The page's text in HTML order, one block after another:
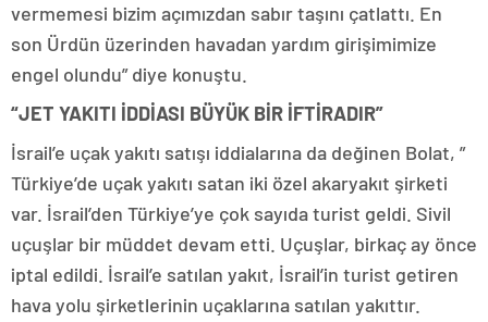
vermemesi bizim açımızdan sabır taşını çatlattı. En
son Ürdün üzerinden havadan yardım girişimimize
engel olundu” diye konuştu.
“JET YAKITI İDDİASI BÜYÜK BİR İFTİRADIR”
İsrail’e uçak yakıtı satışı iddialarına da değinen Bolat, ”
Türkiye’de uçak yakıtı satan iki özel akaryakıt şirketi
var. İsrail’den Türkiye’ye çok sayıda turist geldi. Sivil
uçuşlar bir müddet devam etti. Uçuşlar, birkaç ay önce
iptal edildi. İsrail’e satılan yakıt, İsrail’in turist getiren
hava yolu şirketlerinin uçaklarına satılan yakıttır.